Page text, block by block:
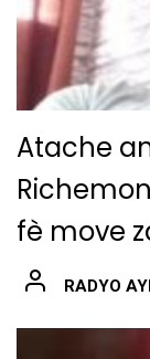
Atache
fè move
RADYO